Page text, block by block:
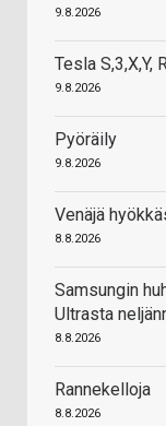
9.8.2026
Tesla
9.8.2026
Pyöräily
9.8.2026
Venäjä
8.8.2026
Samsungin
Ultrasta
8.8.2026
Rannekelloja
8.8.2026